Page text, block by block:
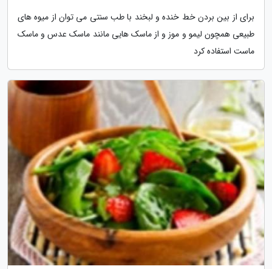
برای از بین بردن خط خنده و لبخند با طب سنتی می توان از میوه های
طبیعی همچون لیمو و موز و از ماسک هایی مانند ماسک عدس و ماسک
ماست استفاده کرد